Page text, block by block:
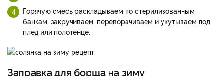
Горячую смесь раскладываем по стерилизованным
банкам, закручиваем, переворачиваем и укутываем под
плед или полотенце.
Заправка для борща на зиму